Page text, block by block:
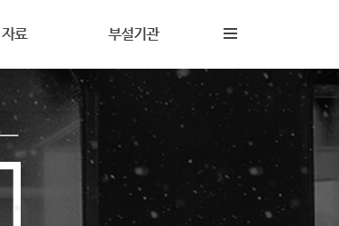
자료
재정보고
갤러리
부설기관
해솔상담소